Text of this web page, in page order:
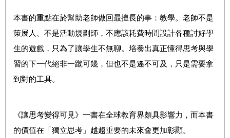
本書的重點在於幫助老師做回最擅長的事：教學。老師不是
策展人、不是活動規劃師，不應該耗費時間設計各種討好學
生的遊戲，只為了讓學生不無聊。培養出真正懂得思考與學
習的下一代絕非一蹴可幾，但也不是遙不可及，只是需要拿
到 對的工具。
《讓思考變得可見》一書在全球教育界頗具影響力，而本書
的價值在「獨立思考」越趨重要的未來會更加彰顯。